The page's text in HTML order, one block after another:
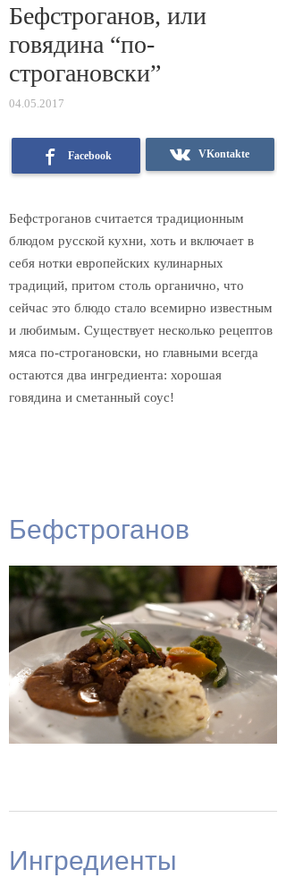
Бефстроганов, или
говядина “по-
строгановски”
04.05.2017
Facebook VKontakte
Бефстроганов считается традиционным
блюдом русской кухни, хоть и включает в
себя нотки европейских кулинарных
традиций, притом столь органично, что
сейчас это блюдо стало всемирно известным
и любимым. Существует несколько рецептов
мяса по-строгановски, но главными всегда
остаются два ингредиента: хорошая
говядина и сметанный соус!
Бефстроганов
Ингредиенты